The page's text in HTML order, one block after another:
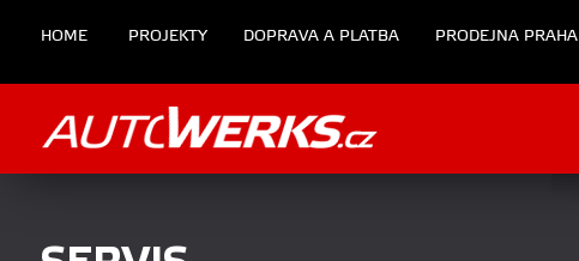
HOME PROJEKTY DOPRAVA A PLATBA PRODEJNA PRAHA